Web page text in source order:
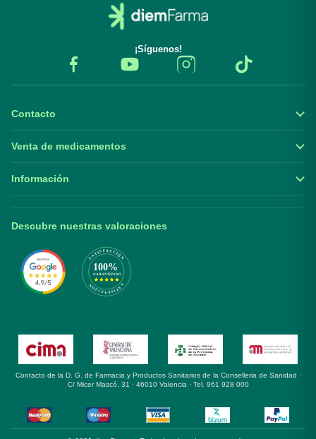
¡Síguenos!
Contacto
Venta de medicamentos
Información
Descubre nuestras valoraciones
Contacto de la D. G. de Farmacia y Productos Sanitarios de la Conselleria de Sanidad ·
C/ Micer Mascó, 31 · 46010 Valencia · Tel. 961 928 000